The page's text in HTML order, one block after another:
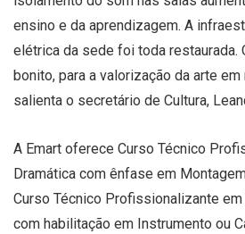
ensino e da aprendizagem. A
elétrica da sede foi toda restaurada.
bonito, para a valorização da arte
salienta o secretário de Cultura,
A Emart oferece Curso Técnico
Dramática com ênfase em
Curso Técnico Profissionalizante
com habilitação em Instrumento ou